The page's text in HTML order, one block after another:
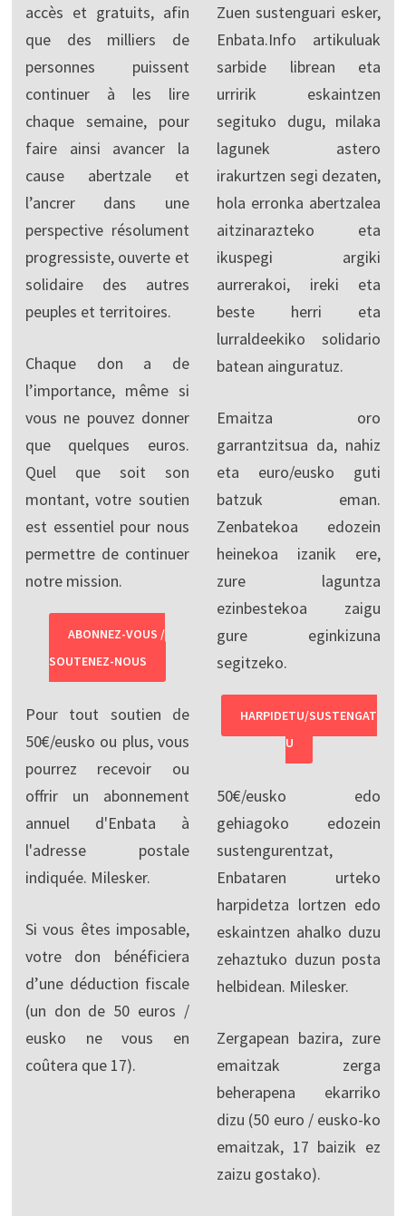
accès et gratuits, afin
que des milliers de
personnes puissent
continuer à les lire
chaque semaine, pour
faire ainsi avancer la
cause abertzale et
l’ancrer dans une
perspective résolument
progressiste, ouverte et
solidaire des autres
peuples et territoires.
Chaque don a de
l’importance, même si
vous ne pouvez donner
que quelques euros.
Quel que soit son
montant, votre soutien
est essentiel pour nous
permettre de continuer
notre mission.
ABONNEZ-VOUS /
SOUTENEZ-NOUS
Pour tout soutien de
50€/eusko ou plus, vous
pourrez recevoir ou
offrir un abonnement
annuel d'Enbata à
l'adresse postale
indiquée. Milesker.
Si vous êtes imposable,
votre don bénéficiera
d’une déduction fiscale
(un don de 50 euros /
eusko ne vous en
coûtera que 17).
Zuen sustenguari esker,
Enbata.Info artikuluak
sarbide librean eta
urririk eskaintzen
segituko dugu, milaka
lagunek astero
irakurtzen segi dezaten,
hola erronka abertzalea
aitzinarazteko eta
ikuspegi argiki
aurrerakoi, ireki eta
beste herri eta
lurraldeekiko solidario
batean ainguratuz.
Emaitza oro
garrantzitsua da, nahiz
eta euro/eusko guti
batzuk eman.
Zenbatekoa edozein
heinekoa izanik ere,
zure laguntza
ezinbestekoa zaigu
gure eginkizuna
segitzeko.
HARPIDETU/SUSTENGAT
U
50€/eusko edo
gehiagoko edozein
sustengurentzat,
Enbataren urteko
harpidetza lortzen edo
eskaintzen ahalko duzu
zehaztuko duzun posta
helbidean. Milesker.
Zergapean bazira, zure
emaitzak zerga
beherapena ekarriko
dizu (50 euro / eusko-ko
emaitzak, 17 baizik ez
zaizu gostako).